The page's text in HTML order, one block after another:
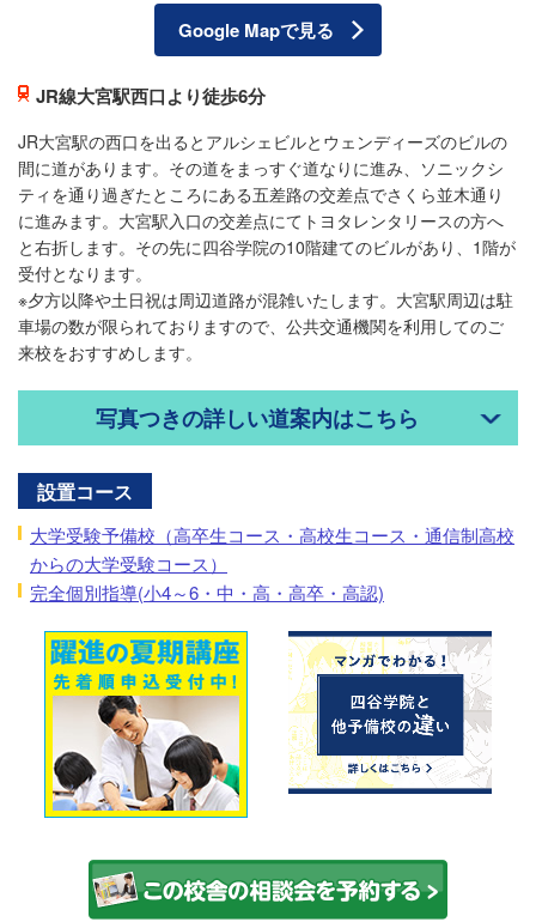
Google Mapで見る
JR線大宮駅西口より徒歩6分
JR大宮駅の西口を出るとアルシェビルとウェンディーズのビルの
間に道があります。その道をまっすぐ道なりに進み、ソニックシ
ティを通り過ぎたところにある五差路の交差点でさくら並木通り
に進みます。大宮駅入口の交差点にてトヨタレンタリースの方へ
と右折します。その先に四谷学院の10階建てのビルがあり、1階が
受付となります。
※夕方以降や土日祝は周辺道路が混雑いたします。大宮駅周辺は駐
車場の数が限られておりますので、公共交通機関を利用してのご
来校をおすすめします。
写真つきの詳しい道案内はこちら
設置コース
大学受験予備校（高卒生コース・高校生コース・通信制高校
からの大学受験コース）
完全個別指導(小4～6・中・高・高卒・高認)